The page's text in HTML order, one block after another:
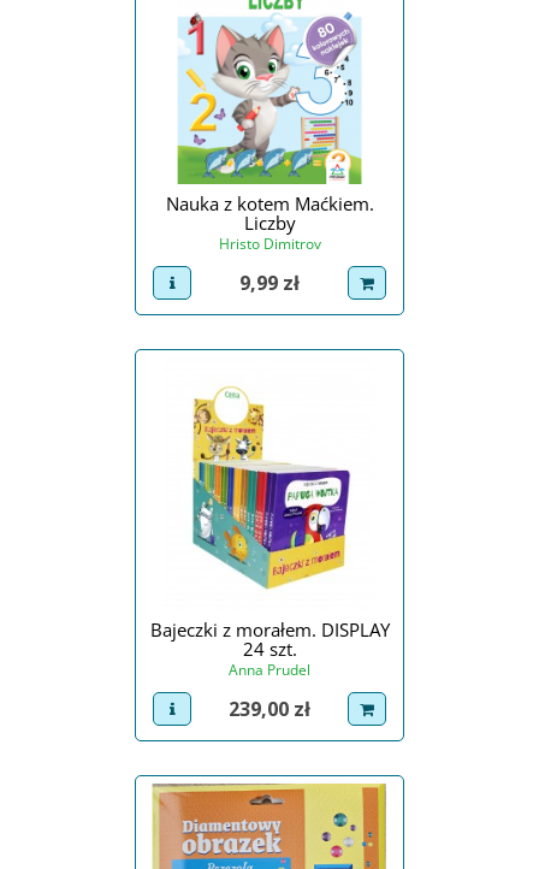
Nauka z kotem Maćkiem.
Liczby
Hristo Dimitrov
view product
Cena
9,99 zł dodaj do koszyka
Bajeczki z morałem. DISPLAY
24 szt.
Anna Prudel
view product
Cena
239,00 zł dodaj do koszyka